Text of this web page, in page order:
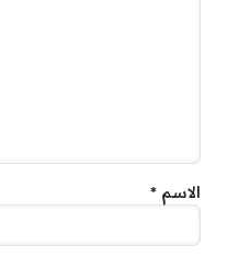
الاسم *